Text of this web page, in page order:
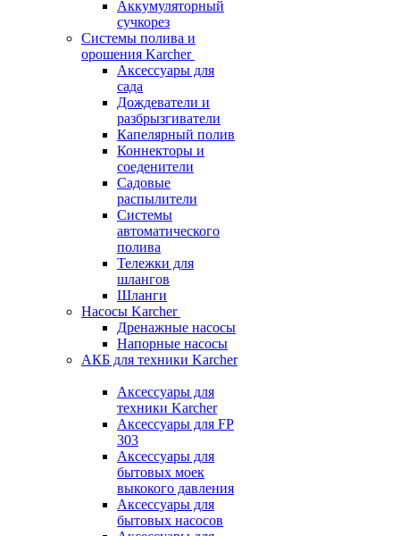
Аккумуляторный
сучкорез
Системы полива и
орошения Karcher
Аксессуары для
сада
Дождеватели и
разбрызгиватели
Капелярный полив
Коннекторы и
соеденители
Садовые
распылители
Системы
автоматического
полива
Тележки для
шлангов
Шланги
Насосы Karcher
Дренажные насосы
Напорные насосы
АКБ для техники Karcher
Аксессуары для
техники Karcher
Аксессуары для FP
303
Аксессуары для
бытовых моек
выкокого давления
Аксессуары для
бытовых насосов